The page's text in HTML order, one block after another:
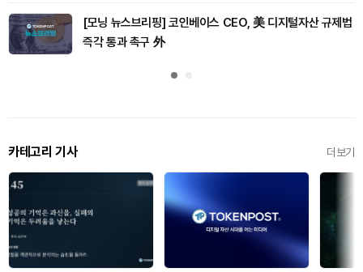
[모닝 뉴스브리핑] 코인베이스 CEO, 美 디지털자산 규제법
즉각 통과 촉구 外
카테고리 기사 더보기